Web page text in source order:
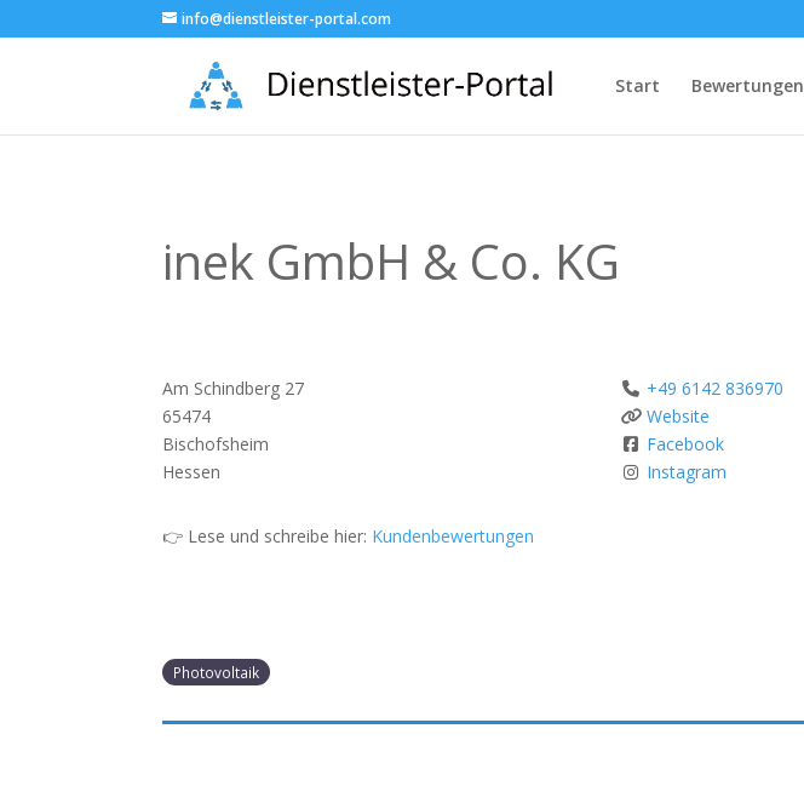
info@dienstleister-portal.com
Start Bewertungen
inek GmbH & Co. KG
Am Schindberg 27
65474
Bischofsheim
Hessen
👉 Lese und schreibe hier: Kundenbewertungen
+49 6142 836970
Website
Facebook
Instagram
Photovoltaik